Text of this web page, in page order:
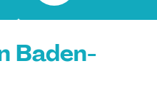
Baden-